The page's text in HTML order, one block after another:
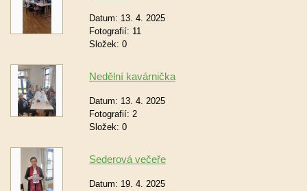
Datum: 13. 4. 2025
Fotografií: 11
Složek: 0
Nedělní kavárnička
Datum: 13. 4. 2025
Fotografií: 2
Složek: 0
Sederová večeře
Datum: 19. 4. 2025